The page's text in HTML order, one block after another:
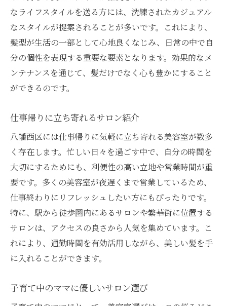
なライフスタイルを送る方には、洗練されたカジュアル
なスタイルが提案されることが多いです。これにより、
髪型が生活の一部として心地良くなじみ、日常の中で自
分の個性を表現する重要な要素となります。効果的なメ
ンテナンスを通じて、髪だけでなく心も豊かにすること
ができるのです。
仕事帰りに立ち寄れるサロン紹介
八幡西区には仕事帰りに気軽に立ち寄れる美容室が数多
く存在します。忙しい日々を過ごす中で、自分の時間を
大切にするためにも、利便性の高い立地や営業時間が重
要です。多くの美容室が夜遅くまで営業しているため、
仕事終わりにリフレッシュしたい方にもぴったりです。
特に、駅から徒歩圏内にあるサロンや繁華街に位置する
サロンは、アクセスの良さから人気を集めています。こ
れにより、通勤時間を有効活用しながら、美しい髪を手
に入れることができます。
子育て中のママに優しいサロン選び